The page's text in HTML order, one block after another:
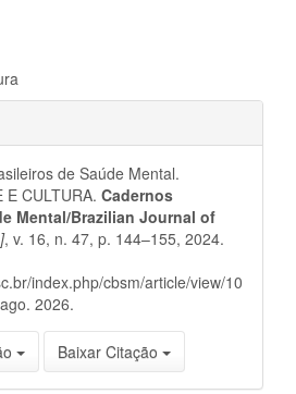
de Saúde Mental.
E CULTURA. Cadernos
Mental/Brazilian Journal of
, v. 16, n. 47, p. 144–155, 2024.
index.php/cbsm/article/view/10
2026.
Baixar Citação